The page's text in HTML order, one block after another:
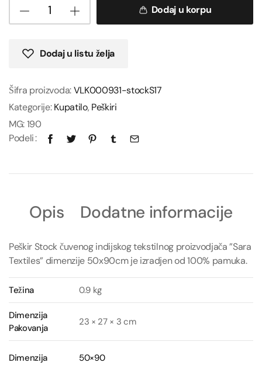
Dodaj u korpu
Dodaj u listu želja
Šifra proizvoda:VLK000931-stockS17
Kategorije:Kupatilo,Peškiri
MG:190
Podeli
Opis Dodatne informacije
Peškir Stock čuvenog indijskog tekstilnog proizvodjača ”Sara
Textiles” dimenzije 50x90cm je izradjen od 100% pamuka.
Težina 0.9 kg
Dimenzija
Pakovanja
23 × 27 × 3 cm
Dimenzija 50×90